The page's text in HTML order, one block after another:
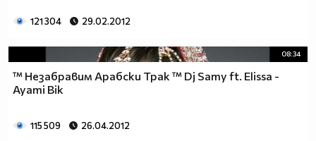
121 304 29.02.2012
08:34
™ Незабравим Арабски Трак ™ Dj Samy ft. Elissa -
Ayami Bik
115 509 26.04.2012